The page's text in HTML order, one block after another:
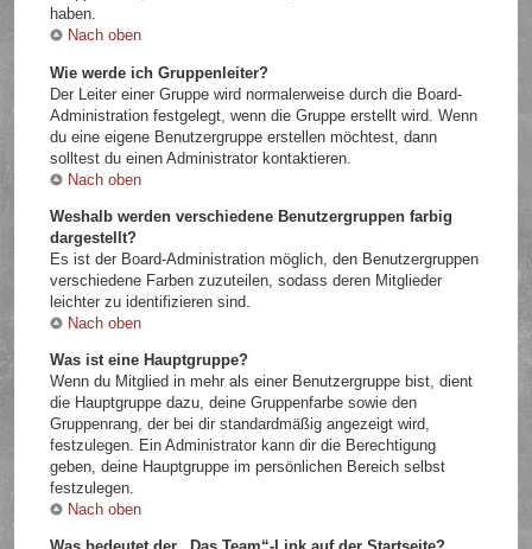
haben.
Nach oben
Wie werde ich Gruppenleiter?
Der Leiter einer Gruppe wird normalerweise durch die Board-
Administration festgelegt, wenn die Gruppe erstellt wird. Wenn
du eine eigene Benutzergruppe erstellen möchtest, dann
solltest du einen Administrator kontaktieren.
Nach oben
Weshalb werden verschiedene Benutzergruppen farbig
dargestellt?
Es ist der Board-Administration möglich, den Benutzergruppen
verschiedene Farben zuzuteilen, sodass deren Mitglieder
leichter zu identifizieren sind.
Nach oben
Was ist eine Hauptgruppe?
Wenn du Mitglied in mehr als einer Benutzergruppe bist, dient
die Hauptgruppe dazu, deine Gruppenfarbe sowie den
Gruppenrang, der bei dir standardmäßig angezeigt wird,
festzulegen. Ein Administrator kann dir die Berechtigung
geben, deine Hauptgruppe im persönlichen Bereich selbst
festzulegen.
Nach oben